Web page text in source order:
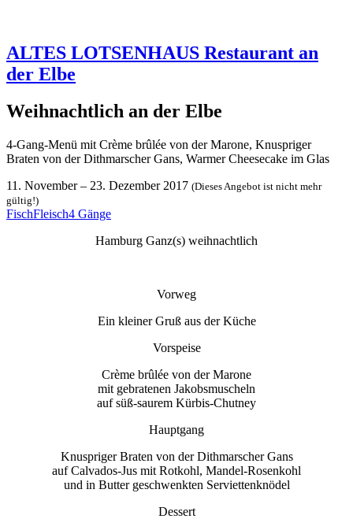
ALTES LOTSENHAUS Restaurant an
der Elbe
Weihnachtlich an der Elbe
4-Gang-Menü mit Crème brûlée von der Marone, Knuspriger
Braten von der Dithmarscher Gans, Warmer Cheesecake im Glas
11. November– 23. Dezember 2017 (Dieses Angebot ist nicht mehr
gültig!)
FischFleisch4 Gänge
Hamburg Ganz(s) weihnachtlich
Vorweg
Ein kleiner Gruß aus der Küche
Vorspeise
Crème brûlée von der Marone
mit gebratenen Jakobsmuscheln
auf süß-saurem Kürbis-Chutney
Hauptgang
Knuspriger Braten von der Dithmarscher Gans
auf Calvados-Jus mit Rotkohl, Mandel-Rosenkohl
und in Butter geschwenkten Serviettenknödel
Dessert